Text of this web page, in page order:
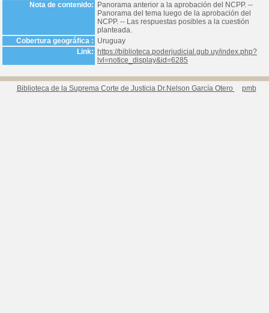
Nota de contenido:
Panorama anterior a la aprobación del NCPP. --
Panorama del tema luego de la aprobación del
NCPP. -- Las respuestas posibles a la cuestión
planteada.
Cobertura geográfica : Uruguay
Link:
https://biblioteca.poderjudicial.gub.uy/index.php?
lvl=notice_display&id=6285
Biblioteca de la Suprema Corte de Justicia Dr.Nelson García Otero pmb